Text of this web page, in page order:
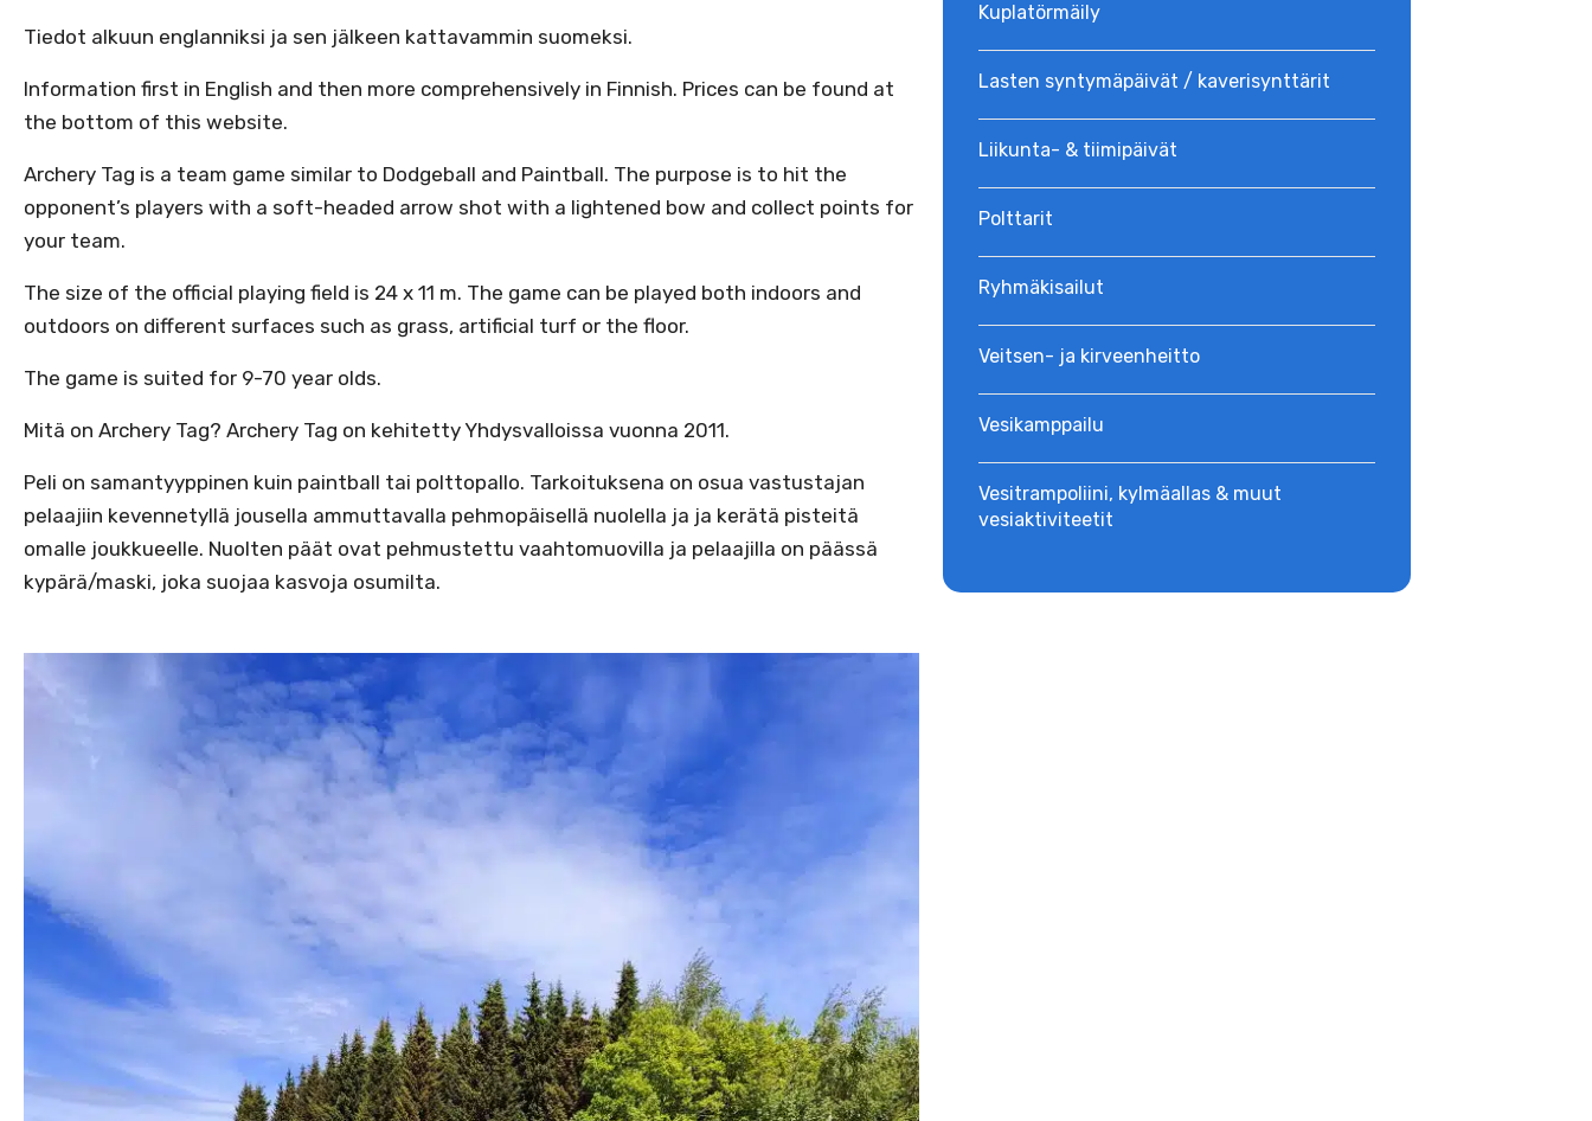
Tiedot alkuun englanniksi ja sen jälkeen kattavammin suomeksi.
Information first in English and then more comprehensively in Finnish. Prices can be found at
the bottom of this website.
Archery Tag is a team game similar to Dodgeball and Paintball. The purpose is to hit the
opponent’s players with a soft-headed arrow shot with a lightened bow and collect points for
your team.
The size of the official playing field is 24 x 11 m. The game can be played both indoors and
outdoors on different surfaces such as grass, artificial turf or the floor.
The game is suited for 9-70 year olds.
Mitä on Archery Tag? Archery Tag on kehitetty Yhdysvalloissa vuonna 2011.
Peli on samantyyppinen kuin paintball tai polttopallo. Tarkoituksena on osua vastustajan
pelaajiin kevennetyllä jousella ammuttavalla pehmopäisellä nuolella ja ja kerätä pisteitä
omalle joukkueelle. Nuolten päät ovat pehmustettu vaahtomuovilla ja pelaajilla on päässä
kypärä/maski, joka suojaa kasvoja osumilta.
Kuplatörmäily
Lasten syntymäpäivät / kaverisynttärit
Liikunta- & tiimipäivät
Polttarit
Ryhmäkisailut
Veitsen- ja kirveenheitto
Vesikamppailu
Vesitrampoliini, kylmäallas & muut
vesiaktiviteetit